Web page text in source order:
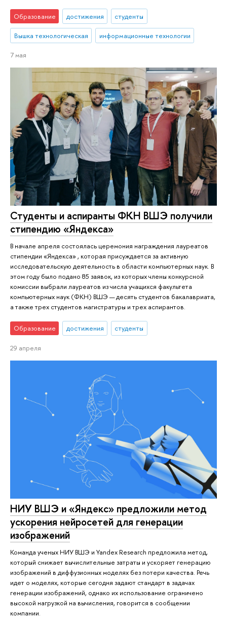
Образование достижения студенты
Вышка технологическая информационные технологии
7 мая
Студенты и аспиранты ФКН ВШЭ получили
стипендию «Яндекса»
В начале апреля состоялась церемония награждения лауреатов
стипендии «Яндекса» , которая присуждается за активную
исследовательскую деятельность в области компьютерных наук. В
этом году было подано 85 заявок, из которых члены конкурсной
комиссии выбрали лауреатов из числа учащихся факультета
компьютерных наук (ФКН) ВШЭ — десять студентов бакалавриата,
а также трех студентов магистратуры и трех аспирантов.
Образование достижения студенты
29 апреля
НИУ ВШЭ и «Яндекс» предложили метод
ускорения нейросетей для генерации
изображений
Команда ученых НИУ ВШЭ и Yandex Research предложила метод,
который снижает вычислительные затраты и ускоряет генерацию
изображений в диффузионных моделях без потери качества. Речь
идет о моделях, которые сегодня задают стандарт в задачах
генерации изображений, однако их использование ограничено
высокой нагрузкой на вычисления, говорится в сообщении
компании.